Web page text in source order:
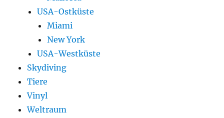
USA-Ostküste
Miami
New York
USA-Westküste
Skydiving
Tiere
Vinyl
Weltraum